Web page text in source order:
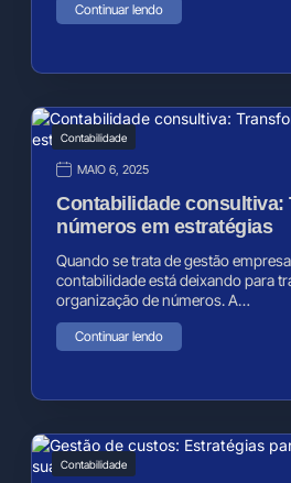
Continuar lendo
Contabilidade
MAIO 6, 2025
Contabilidade consultiva:
números em estratégias
Quando se trata de gestão
contabilidade está deixando para
organização de números. A…
Continuar lendo
Contabilidade